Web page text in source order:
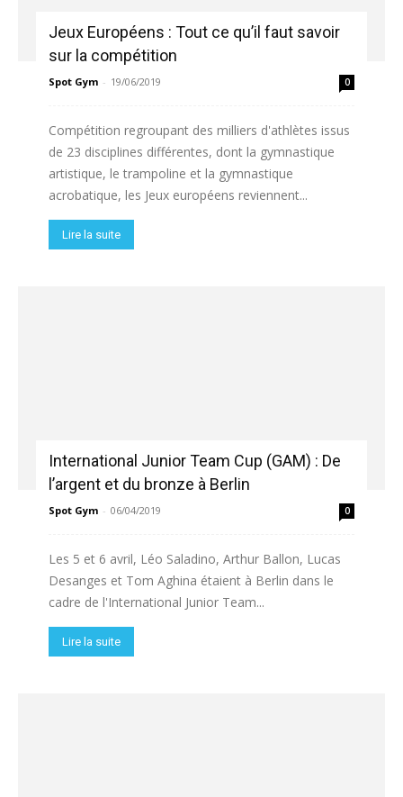
Jeux Européens : Tout ce qu’il faut savoir
sur la compétition
Spot Gym - 19/06/2019 0
Compétition regroupant des milliers d'athlètes issus
de 23 disciplines différentes, dont la gymnastique
artistique, le trampoline et la gymnastique
acrobatique, les Jeux européens reviennent...
Lire la suite
International Junior Team Cup (GAM) : De
l’argent et du bronze à Berlin
Spot Gym - 06/04/2019 0
Les 5 et 6 avril, Léo Saladino, Arthur Ballon, Lucas
Desanges et Tom Aghina étaient à Berlin dans le
cadre de l'International Junior Team...
Lire la suite